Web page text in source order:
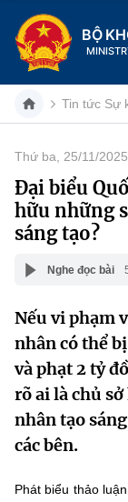
BỘ
Danh mục
Trang chủ
Cơ cấu tổ
Lịch sử phát
Sở Khoa học
Khoa học và
Đổi mới sáng
Chuyển đổi số
Dịch vụ công
Hệ thống văn
Văn bản
MST IOFFICE
Tin tức Sự
Thứ ba, 25/11/
Đại biểu
hữu những
sáng tạo?
Nghe đọc bài
Nếu vi phạm
nhân có thể
và phạt 2 tỷ
rõ ai là chủ
nhân tạo
các bên.
Phát biểu thảo